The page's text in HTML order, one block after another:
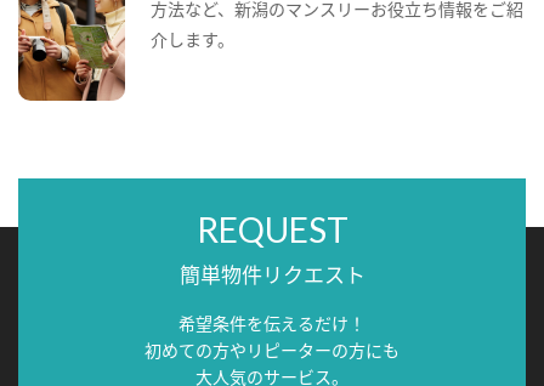
方法など、新潟のマンスリーお役立ち情報をご紹
介します。
REQUEST
簡単物件リクエスト
希望条件を伝えるだけ！
初めての方やリピーターの方にも
大人気のサービス。